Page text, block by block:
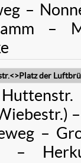
–
–
der
–
–